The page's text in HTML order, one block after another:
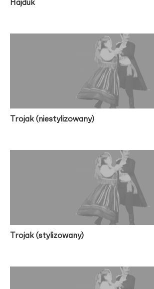
Hajduk
Trojak (niestylizowany)
Trojak (stylizowany)